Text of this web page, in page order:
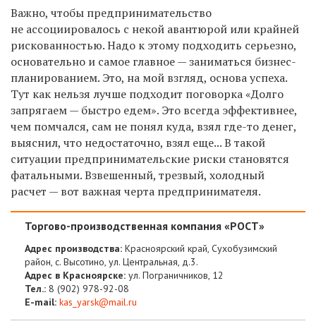
Важно, чтобы предпринимательство
не ассоциировалось с некой авантюрой или крайней
рискованностью. Надо к этому подходить серьезно,
основательно и самое главное — заниматься бизнес-
планированием. Это, на мой взгляд, основа успеха.
Тут как нельзя лучше подходит поговорка «Долго
запрягаем — быстро едем». Это всегда эффективнее,
чем помчался, сам не понял куда, взял где-то денег,
выяснил, что недостаточно, взял еще... В такой
ситуации предпринимательские риски становятся
фатальными. Взвешенный, трезвый, холодный
расчет — вот важная черта предпринимателя.
Торгово-производственная компания «РОСТ»
Адрес производства: Красноярский край, Сухобузимский
район, с. Высотино, ул. Центральная, д.3.
Адрес в Красноярске: ул. Пограничников, 12
Тел.: 8 (902) 978-92-08
E-mail: kas_yarsk@mail.ru